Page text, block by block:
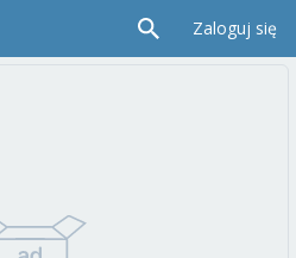
Zaloguj się